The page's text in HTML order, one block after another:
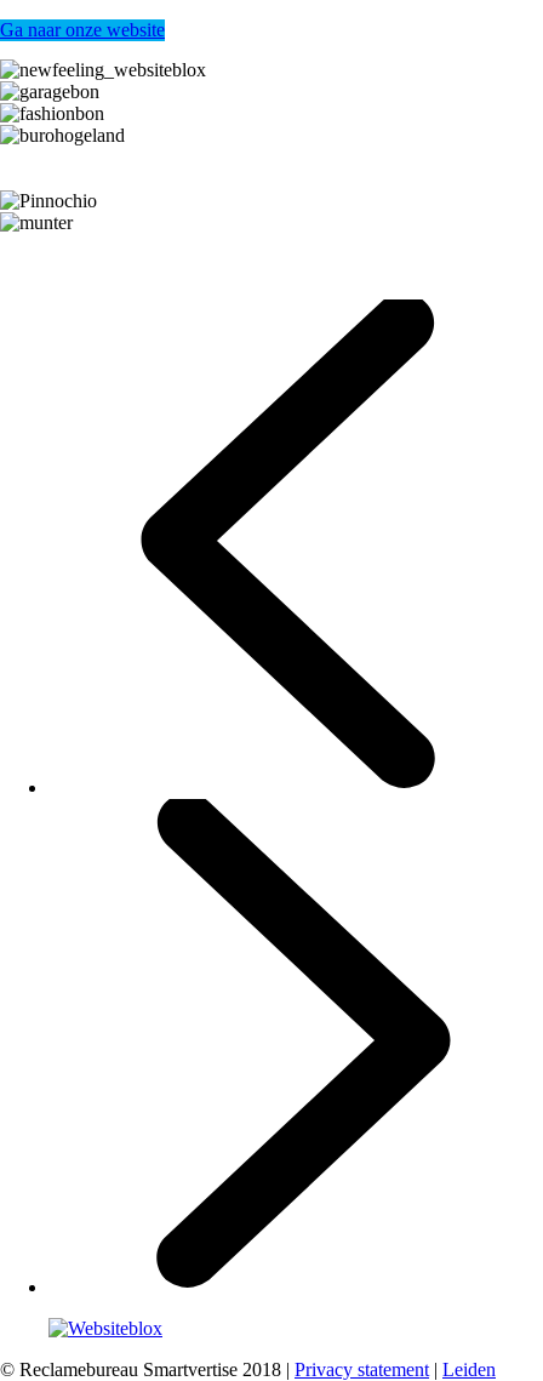
Ga naar onze website
© Reclamebureau Smartvertise 2018 | Privacy statement | Leiden